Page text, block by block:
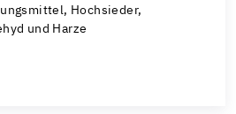
Hochsieder,
und Harze